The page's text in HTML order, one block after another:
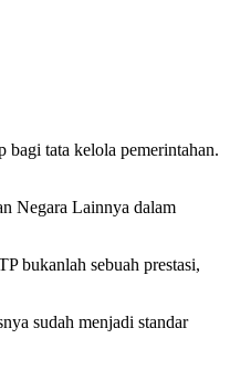
tata kelola pemerintahan.
Negara Lainnya dalam
bukanlah sebuah prestasi,
sudah menjadi standar